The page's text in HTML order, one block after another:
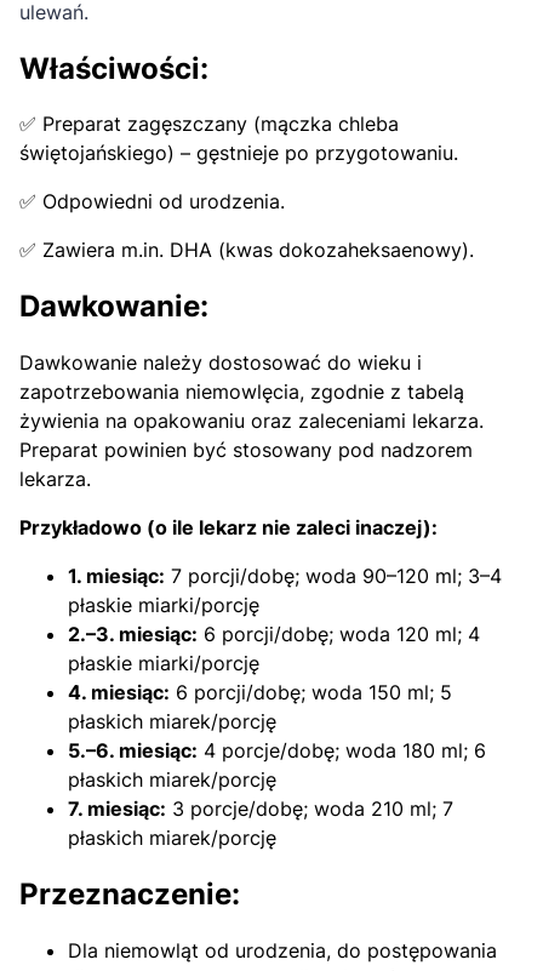
ulewań.
Właściwości:
✅ Preparat zagęszczany (mączka chleba
świętojańskiego) – gęstnieje po przygotowaniu.
✅ Odpowiedni od urodzenia.
✅ Zawiera m.in. DHA (kwas dokozaheksaenowy).
Dawkowanie:
Dawkowanie należy dostosować do wieku i
zapotrzebowania niemowlęcia, zgodnie z tabelą
żywienia na opakowaniu oraz zaleceniami lekarza.
Preparat powinien być stosowany pod nadzorem
lekarza.
Przykładowo (o ile lekarz nie zaleci inaczej):
1. miesiąc: 7 porcji/dobę; woda 90–120 ml; 3–4
płaskie miarki/porcję
2.–3. miesiąc: 6 porcji/dobę; woda 120 ml; 4
płaskie miarki/porcję
4. miesiąc: 6 porcji/dobę; woda 150 ml; 5
płaskich miarek/porcję
5.–6. miesiąc: 4 porcje/dobę; woda 180 ml; 6
płaskich miarek/porcję
7. miesiąc: 3 porcje/dobę; woda 210 ml; 7
płaskich miarek/porcję
Przeznaczenie:
Dla niemowląt od urodzenia, do postępowania